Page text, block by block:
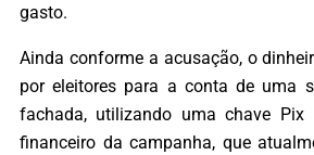
gasto.
Ainda conforme a acusação, o
por eleitores para a conta de uma
fachada, utilizando uma chave Pix
financeiro da campanha, que